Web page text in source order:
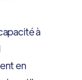
à
en